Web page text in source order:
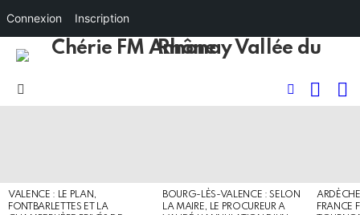
FOLLOW
VALENCE : LE PLAN,
FONTBARLETTES ET LA
BOURG-LÈS-VALENCE : SELON
LA MAIRE, LE PROCUREUR A
FRANCE
Connexion Inscription